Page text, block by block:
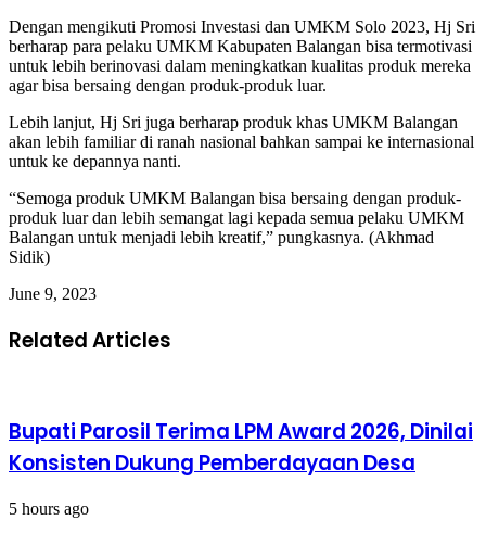
Dengan mengikuti Promosi Investasi dan UMKM Solo 2023, Hj Sri
berharap para pelaku UMKM Kabupaten Balangan bisa termotivasi
untuk lebih berinovasi dalam meningkatkan kualitas produk mereka
agar bisa bersaing dengan produk-produk luar.
Lebih lanjut, Hj Sri juga berharap produk khas UMKM Balangan
akan lebih familiar di ranah nasional bahkan sampai ke internasional
untuk ke depannya nanti.
“Semoga produk UMKM Balangan bisa bersaing dengan produk-
produk luar dan lebih semangat lagi kepada semua pelaku UMKM
Balangan untuk menjadi lebih kreatif,” pungkasnya. (Akhmad
Sidik)
June 9, 2023
Related Articles
Bupati Parosil Terima LPM Award 2026, Dinilai
Konsisten Dukung Pemberdayaan Desa
5 hours ago